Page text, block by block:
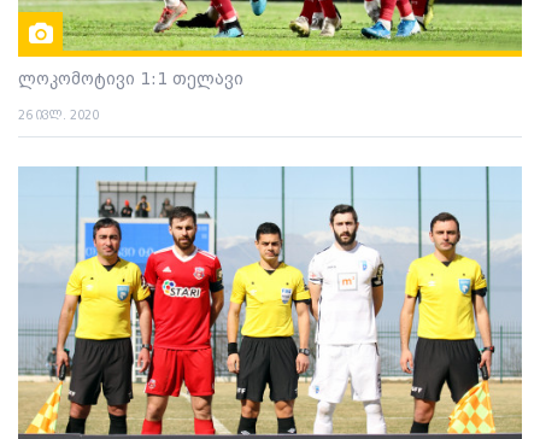
ლოკომოტივი 1:1 თელავი
26 ივლ. 2020